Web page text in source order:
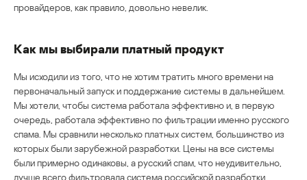
провайдеров, как правило, довольно невелик.
Как мы выбирали платный продукт
Мы исходили из того, что не хотим тратить много времени на
первоначальный запуск и поддержание системы в дальнейшем.
Мы хотели, чтобы система работала эффективно и, в первую
очередь, работала эффективно по фильтрации именно русского
спама. Мы сравнили несколько платных систем, большинство из
которых были зарубежной разработки. Цены на все системы
были примерно одинаковы, а русский спам, что неудивительно,
лучше всего фильтровала система российской разработки.